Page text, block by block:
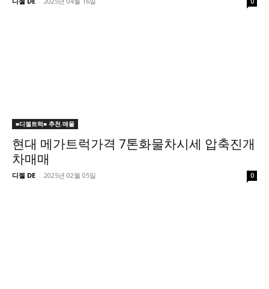
■디젤트럭■ 추천.매물
현대 메가트럭가격 7톤화물차시세 압축진개
차매매
디젤 DE - 2025년 02월 05일 0